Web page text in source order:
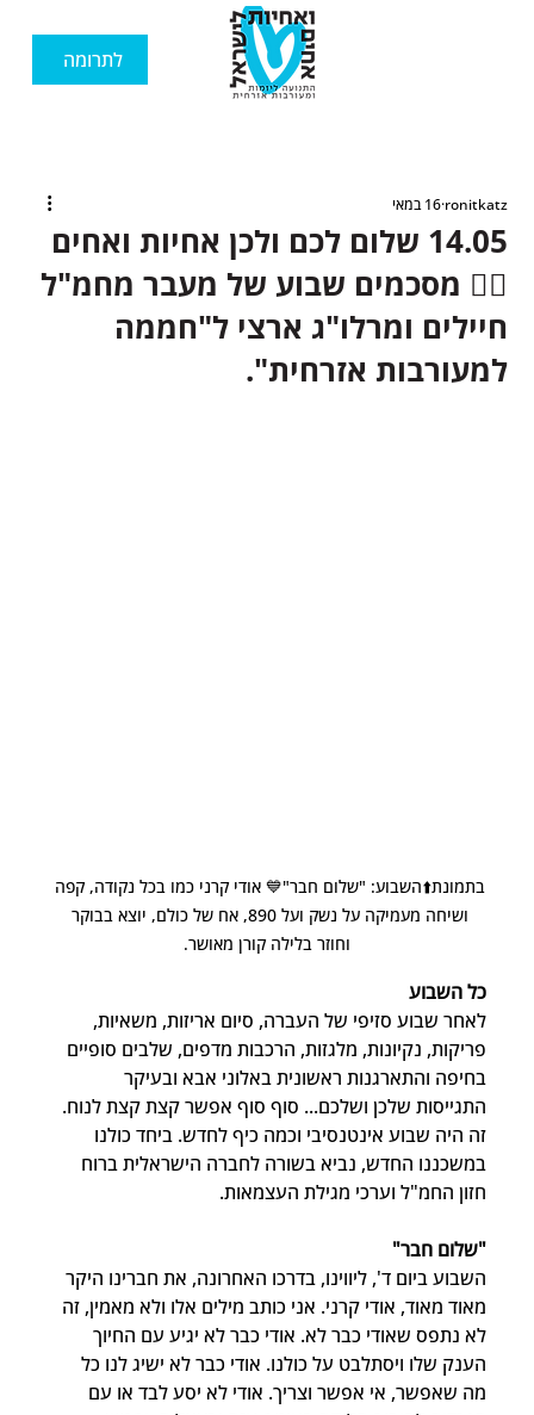
לתרומה
14.05 שלום לכם ולכן אחיות ואחים
🙋‍♂️ מסכמים שבוע של מעבר מחמ"ל
חיילים ומרלו"ג ארצי ל"חממה
למעורבות אזרחית".
ronitkatz16 במאי
בתמונת⬆️השבוע: "שלום חבר"💙 אודי קרני כמו בכל נקודה, קפה
ושיחה מעמיקה על נשק ועל 890, אח של כולם, יוצא בבוקר
וחוזר בלילה קורן מאושר.
כל השבוע
לאחר שבוע סזיפי של העברה, סיום אריזות, משאיות,
פריקות, נקיונות, מלגזות, הרכבות מדפים, שלבים סופיים
בחיפה והתארגנות ראשונית באלוני אבא ובעיקר
התגייסות שלכן ושלכם... סוף סוף אפשר קצת קצת לנוח.
זה היה שבוע אינטנסיבי וכמה כיף לחדש. ביחד כולנו
במשכננו החדש, נביא בשורה לחברה הישראלית ברוח
חזון החמ"ל וערכי מגילת העצמאות.
"שלום חבר"
השבוע ביום ד', ליווינו, בדרכו האחרונה, את חברינו היקר
מאוד מאוד, אודי קרני. אני כותב מילים אלו ולא מאמין, זה
לא נתפס שאודי כבר לא. אודי כבר לא יגיע עם החיוך
הענק שלו ויסתלבט על כולנו. אודי כבר לא ישיג לנו כל
מה שאפשר, אי אפשר וצריך. אודי לא יסע לבד או עם